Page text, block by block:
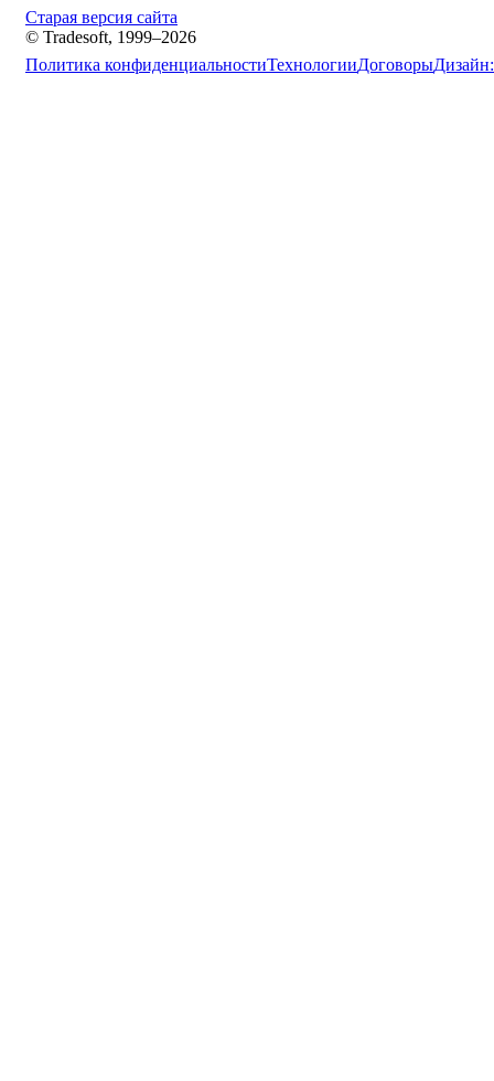
Старая версия сайта
© Tradesoft, 1999–2026
Политика конфиденциальностиТехнологииДоговорыДизайн: